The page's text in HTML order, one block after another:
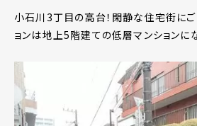
小石川3丁目の高台！閑静な住宅街に
ョンは地上5階建ての低層マンションにな